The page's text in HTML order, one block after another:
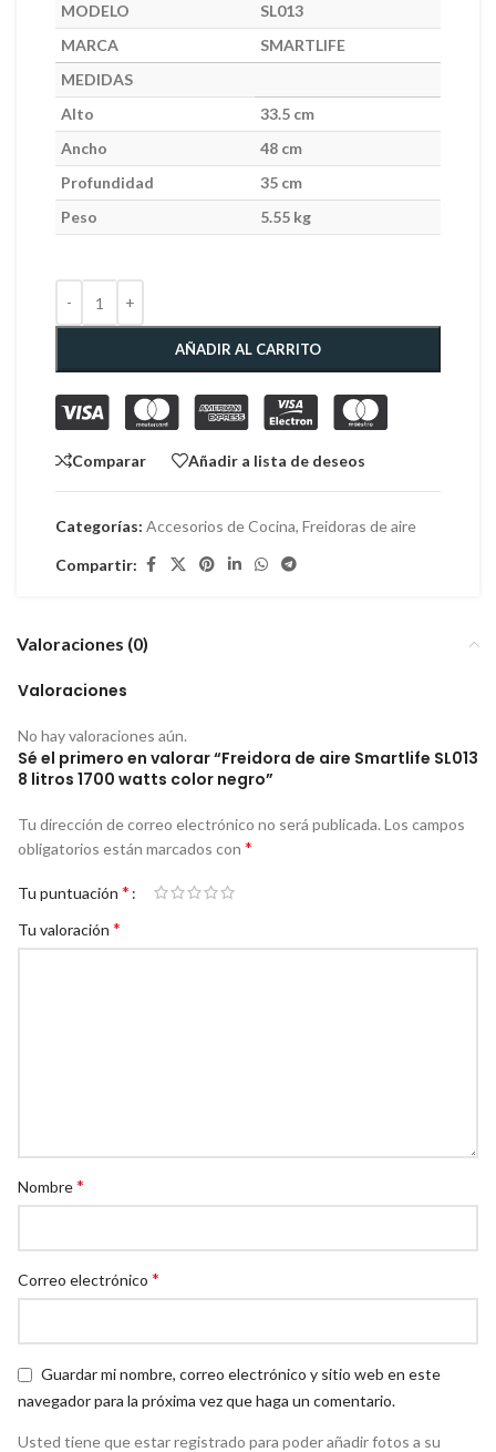
MODELO
SL013
MARCA
SMARTLIFE
MEDIDAS
Alto
33.5 cm
Ancho
48 cm
Profundidad
35 cm
Peso
5.55 kg
AÑADIR AL CARRITO
Comparar Añadir a lista de deseos
Categorías: Accesorios de Cocina, Freidoras de aire
Compartir:
Valoraciones (0)
Valoraciones
No hay valoraciones aún.
Sé el primero en valorar “Freidora de aire Smartlife SL013
8 litros 1700 watts color negro”
Tu dirección de correo electrónico no será publicada. Los campos
obligatorios están marcados con *
Tu puntuación *
Tu valoración *
Nombre*
Correo electrónico *
Guardar mi nombre, correo electrónico y sitio web en este
navegador para la próxima vez que haga un comentario.
Usted tiene que estar registrado para poder añadir fotos a su